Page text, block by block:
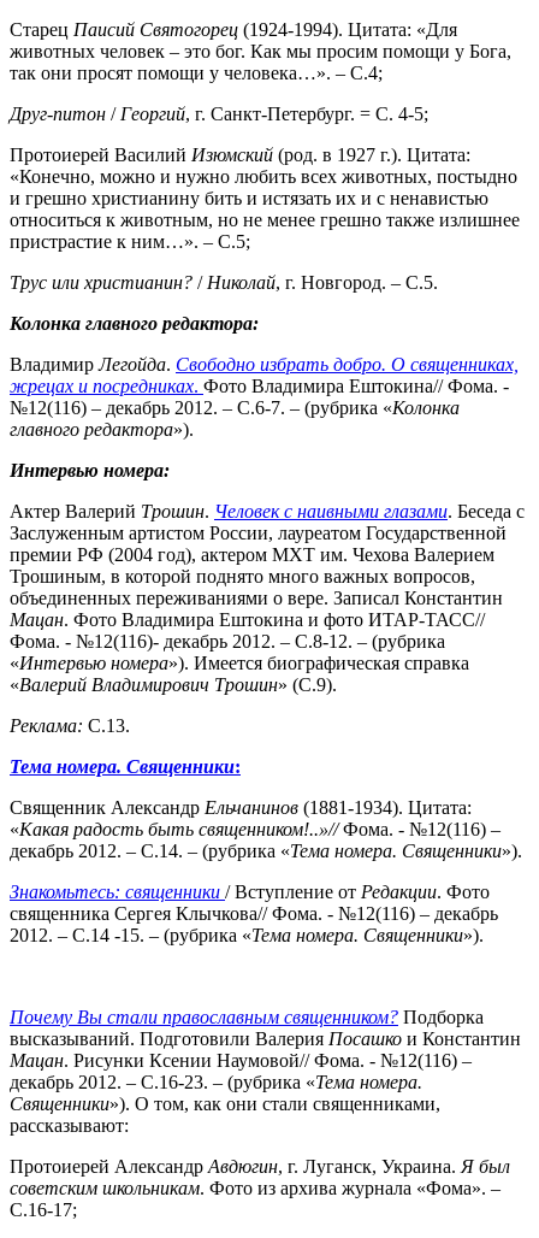
Старец Паисий Святогорец (1924-1994). Цитата: «Для
животных человек – это бог. Как мы просим помощи у Бога,
так они просят помощи у человека…». – С.4;
Друг-питон / Георгий, г. Санкт-Петербург. = С. 4-5;
Протоиерей Василий Изюмский (род. в 1927 г.). Цитата:
«Конечно, можно и нужно любить всех животных, постыдно
и грешно христианину бить и истязать их и с ненавистью
относиться к животным, но не менее грешно также излишнее
пристрастие к ним…». – С.5;
Трус или христианин? / Николай, г. Новгород. – С.5.
Колонка главного редактора:
ВладимирЛегойда. Свободно избрать добро. О священниках,
жрецах и посредниках. Фото Владимира Ештокина// Фома. -
№12(116) – декабрь 2012. – С.6-7. – (рубрика «Колонка
главного редактора»).
Интервью номера:
Актер Валерий Трошин. Человек с наивными глазами. Беседа с
Заслуженным артистом России, лауреатом Государственной
премии РФ (2004 год), актером МХТ им. Чехова Валерием
Трошиным, в которой поднято много важных вопросов,
объединенных переживаниями о вере. Записал Константин
Мацан. Фото Владимира Ештокина и фото ИТАР-ТАСС//
Фома. - №12(116)- декабрь 2012. – С.8-12. – (рубрика
«Интервью номера»). Имеется биографическая справка
«Валерий Владимирович Трошин» (С.9).
Реклама: С.13.
Тема номера. Священники:
Священник Александр Ельчанинов (1881-1934). Цитата:
«Какая радость быть священником!..»//Фома. - №12(116) –
декабрь 2012. – С.14. – (рубрика «Тема номера. Священники»).
Знакомьтесь: священники / Вступление от Редакции. Фото
священника Сергея Клычкова// Фома. - №12(116) – декабрь
2012. – С.14 -15. – (рубрика «Тема номера. Священники»).
Почему Вы стали православным священником? Подборка
высказываний. Подготовили Валерия Посашко и Константин
Мацан. Рисунки Ксении Наумовой// Фома. - №12(116) –
декабрь 2012. – С.16-23. – (рубрика «Тема номера.
Священники»). О том, как они стали священниками,
рассказывают:
Протоиерей Александр Авдюгин, г. Луганск, Украина. Я был
советским школьникам. Фото из архива журнала «Фома». –
С.16-17;